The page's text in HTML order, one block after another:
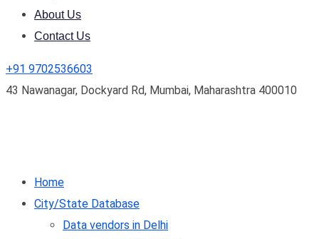
About Us
Contact Us
+91 9702536603
43 Nawanagar, Dockyard Rd, Mumbai, Maharashtra 400010
Home
City/State Database
Data vendors in Delhi